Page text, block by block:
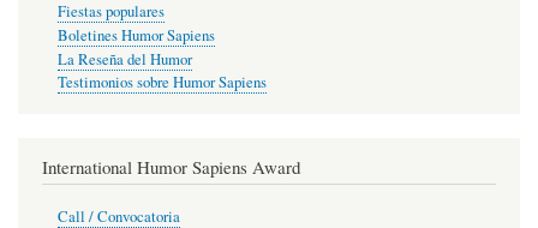
Fiestas populares
Boletines Humor Sapiens
La Reseña del Humor
Testimonios sobre Humor Sapiens
International Humor Sapiens Award
Call / Convocatoria